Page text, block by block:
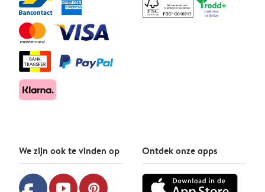
We zijn ook te vinden op
youtube pinterest
Ontdek onze apps